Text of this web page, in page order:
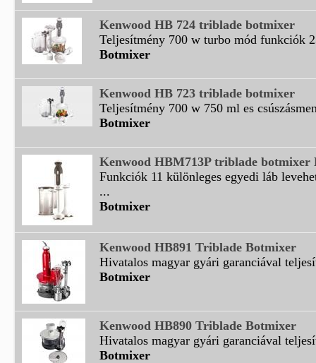
Kenwood HB 724 triblade botmixer
Teljesítmény 700 w turbo mód funkciók
Botmixer
Kenwood HB 723 triblade botmixer
Teljesítmény 700 w 750 ml es
Botmixer
Kenwood HBM713P triblade botmixer
Funkciók 11 különleges egyedi láb
...
Botmixer
Kenwood HB891 Triblade Botmixer
Hivatalos magyar gyári garanciával
Botmixer
Kenwood HB890 Triblade Botmixer
Hivatalos magyar gyári garanciával
Botmixer